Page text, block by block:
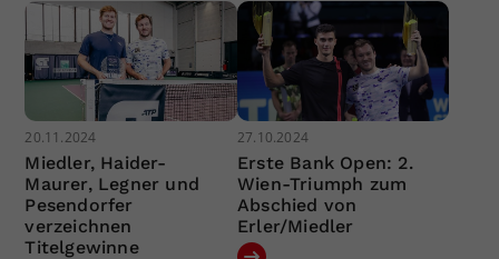
20.11.2024
Miedler, Haider-
Maurer, Legner und
Pesendorfer
verzeichnen
Titelgewinne
27.10.2024
Erste Bank Open: 2.
Wien-Triumph zum
Abschied von
Erler/Miedler